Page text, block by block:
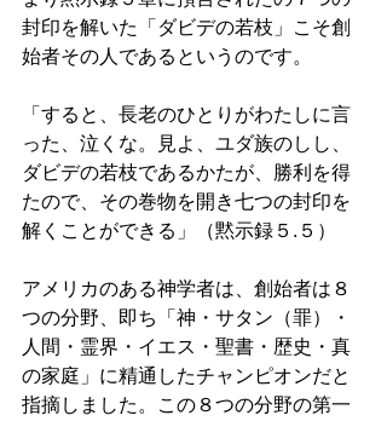
封印を解いた「ダビデの若枝」こそ創
始者その人であるというのです。
「すると、長老のひとりがわたしに言
った、泣くな。見よ、ユダ族のしし、
ダビデの若枝であるかたが、勝利を得
たので、その巻物を開き七つの封印を
解くことができる」（黙示録５.５）
アメリカのある神学者は、創始者は８
つの分野、即ち「神・サタン（罪）・
人間・霊界・イエス・聖書・歴史・真
の家庭」に精通したチャンピオンだと
指摘しました。この８つの分野の第一